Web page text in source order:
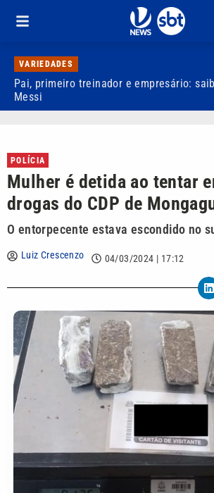
VARIEDADES
Pai, primeiro treinador e empresário:
Messi
POLÍCIA
Mulher é detida ao tentar
drogas do CDP de
O entorpecente estava escondido no
Luiz Crescenzo 04/03/2024 | 17:12